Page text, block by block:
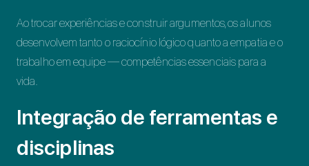
Ao trocar experiências e construir argumentos, os alunos
desenvolvem tanto o raciocínio lógico quanto a empatia e o
trabalho em equipe — competências essenciais para a
vida.
Integração de ferramentas e
disciplinas